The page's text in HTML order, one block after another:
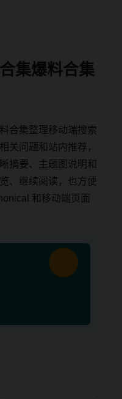
集爆料合集
合集整理移动端搜索
关问题和站内推荐，
摘要、主题图说明和
、继续阅读，也方便
和移动端页面